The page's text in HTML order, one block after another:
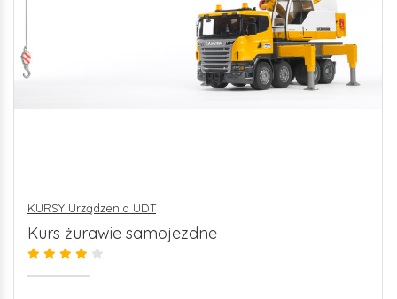
KURSY Urządzenia UDT
Kurs żurawie samojezdne